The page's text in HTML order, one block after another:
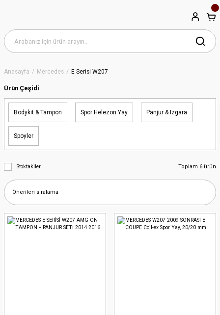
Anasayfa Mercedes E Serisi W207
Ürün Çeşidi
Bodykit & Tampon Spor Helezon Yay Panjur & Izgara
Spoyler
Stoktakiler Toplam 6 ürün